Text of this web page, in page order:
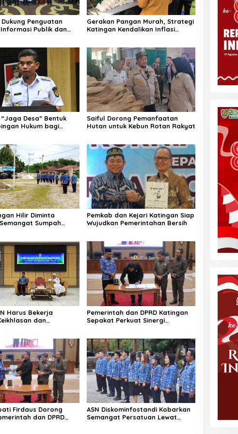
Penguatan
Publik dan
Gerakan Pangan Murah, Strategi
Katingan Kendalikan Inflasi
Desa” Bentuk
Hukum bagi
Saiful Dorong Pemanfaatan
Hutan untuk Kebun Rotan Rakyat
Hilir Diminta
Sumpah
Pemkab dan Kejari Katingan Siap
Wujudkan Pemerintahan Bersih
Harus Bekerja
dan
Pemerintah dan DPRD Katingan
Sepakat Perkuat Sinergi
Firdaus Dorong
dan DPRD
ASN Diskominfostandi Kobarkan
Semangat Persatuan Lewat